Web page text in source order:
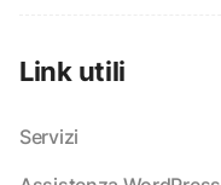
Link utili
Servizi